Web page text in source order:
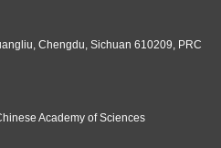
Chengdu, Sichuan 610209, PRC
Academy of Sciences